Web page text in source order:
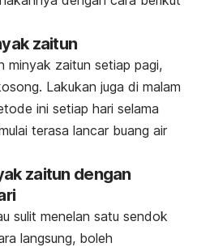
zaitun
minyak zaitun setiap pagi,
Lakukan juga di malam
ini setiap hari selama
terasa lancar buang air
zaitun dengan
sulit menelan satu sendok
langsung, boleh